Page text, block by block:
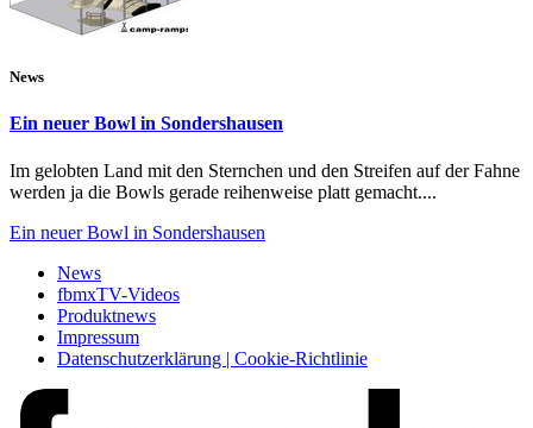
News
Ein neuer Bowl in Sondershausen
Im gelobten Land mit den Sternchen und den Streifen auf der Fahne
werden ja die Bowls gerade reihenweise platt gemacht....
Ein neuer Bowl in Sondershausen
News
fbmxTV-Videos
Produktnews
Impressum
Datenschutzerklärung | Cookie-Richtlinie